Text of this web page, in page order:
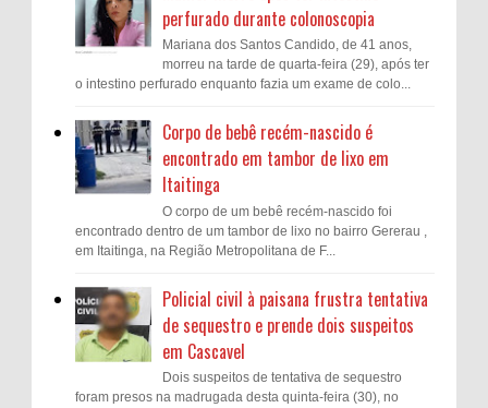
perfurado durante colonoscopia
Mariana dos Santos Candido, de 41 anos,
morreu na tarde de quarta-feira (29), após ter
o intestino perfurado enquanto fazia um exame de colo...
Corpo de bebê recém-nascido é
encontrado em tambor de lixo em
Itaitinga
O corpo de um bebê recém-nascido foi
encontrado dentro de um tambor de lixo no bairro Gererau ,
em Itaitinga, na Região Metropolitana de F...
Policial civil à paisana frustra tentativa
de sequestro e prende dois suspeitos
em Cascavel
Dois suspeitos de tentativa de sequestro
foram presos na madrugada desta quinta-feira (30), no